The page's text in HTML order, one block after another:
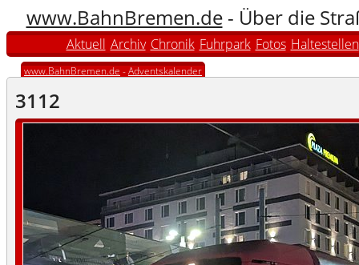
www.BahnBremen.de- Über die
Aktuell Archiv Chronik Fuhrpark Fotos Haltestellen
www.BahnBremen.de -Adventskalender
3112